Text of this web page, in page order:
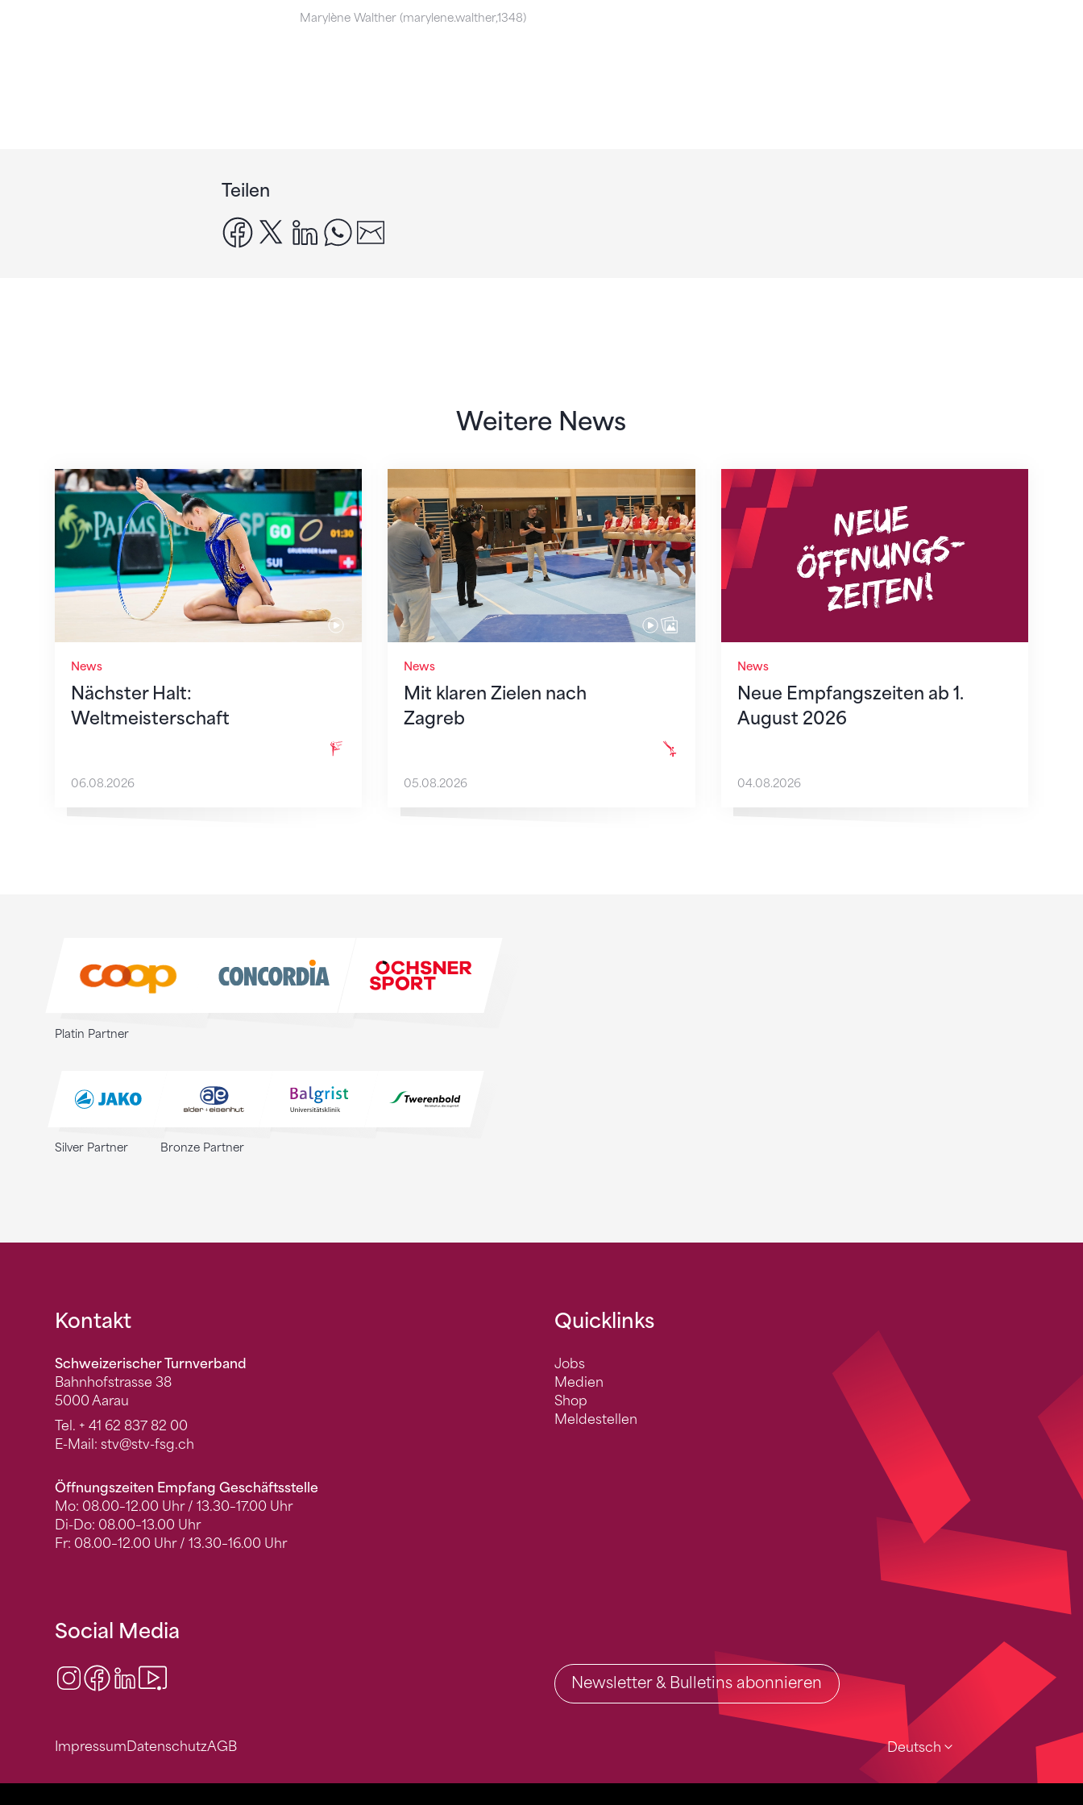
Marylène Walther (marylene.walther,1348)
Teilen
facebook
x linkedinwhatsapp
Weitere News
News
Nächster Halt:
Weltmeisterschaft
Nächster Halt: Weltmeisterschaft
06.08.2026
News
Mit klaren Zielen nach
Zagreb
Mit klaren Zielen nach Zagreb
05.08.2026
News
Neue Empfangszeiten ab 1.
August 2026
Neue Empfangszeiten ab 1. August 2026
04.08.2026
Platin Partner
Silver Partner Bronze Partner
Fusszeile
Kontakt
Schweizerischer Turnverband
Bahnhofstrasse 38
5000 Aarau
Tel. + 41 62 837 82 00
E-Mail: stv@stv-fsg.ch
Öffnungszeiten Empfang Geschäftsstelle
Mo: 08.00–12.00 Uhr / 13.30–17.00 Uhr
Di-Do: 08.00–13.00 Uhr
Fr: 08.00–12.00 Uhr / 13.30–16.00 Uhr
Quicklinks
Jobs
Medien
Shop
Meldestellen
Deutsch
Social Media
Instagram
Facebook
LinkedIn Newsletter & Bulletins abonnieren
ImpressumDatenschutzAGB